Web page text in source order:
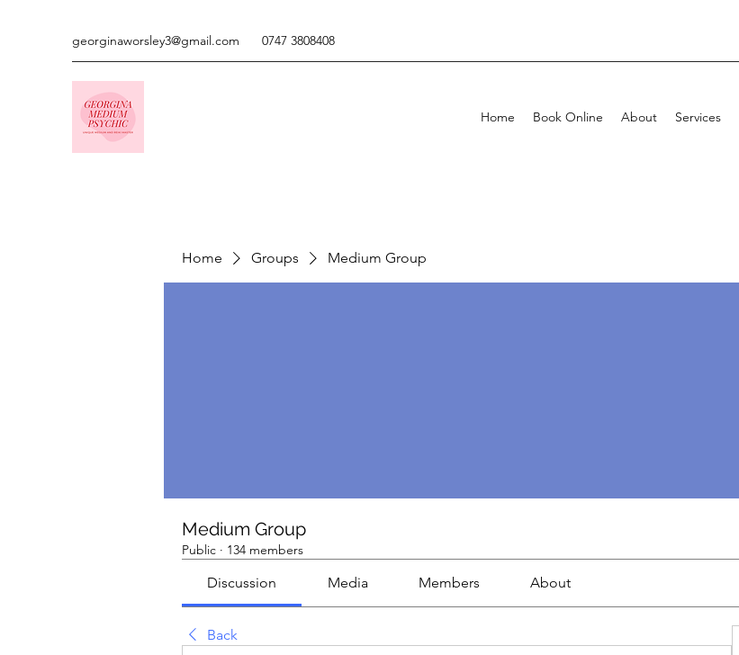
georginaworsley3@gmail.com 0747 3808408
Home Book Online About Services
Home Groups Medium Group
Medium Group
Public · 134 members
Discussion Media Members About
Back